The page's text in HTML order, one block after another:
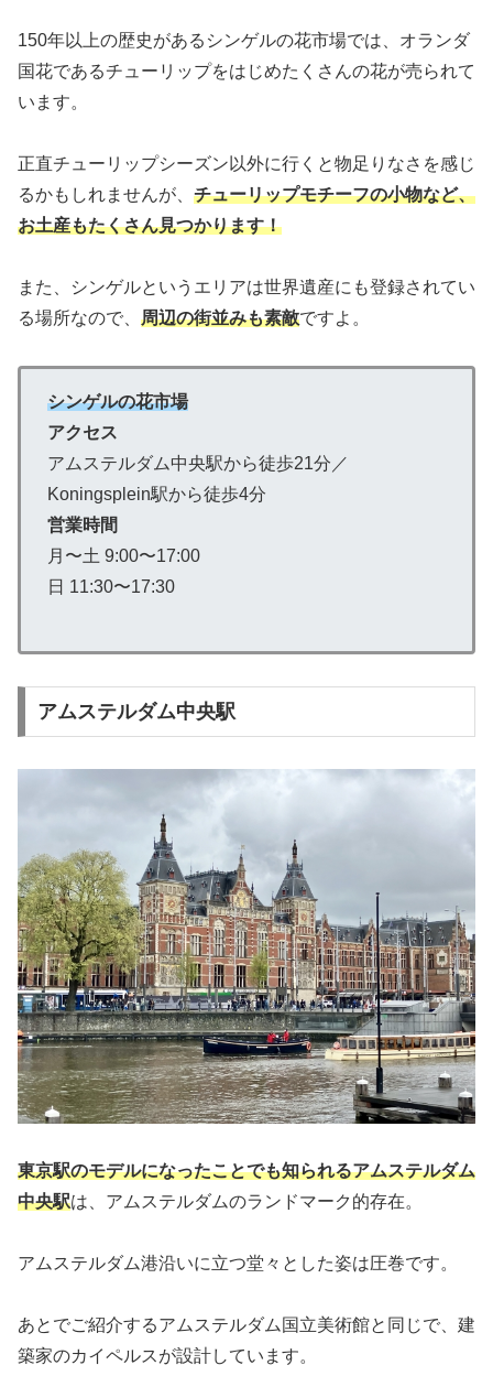
150年以上の歴史があるシンゲルの花市場では、オランダ
国花であるチューリップをはじめたくさんの花が売られて
います。
正直チューリップシーズン以外に行くと物足りなさを感じ
るかもしれませんが、 チューリップモチーフの小物など、
お土産もたくさん見つかります！
また、シンゲルというエリアは世界遺産にも登録されてい
る場所なので、 周辺の街並みも素敵ですよ。
シンゲルの花市場
アクセス
アムステルダム中央駅から徒歩21分／
Koningsplein駅から徒歩4分
営業時間
月〜土 9:00〜17:00
日 11:30〜17:30
アムステルダム中央駅
東京駅のモデルになったことでも知られるアムステルダム
中央駅は、アムステルダムのランドマーク的存在。
アムステルダム港沿いに立つ堂々とした姿は圧巻です。
あとでご紹介するアムステルダム国立美術館と同じで、建
築家のカイペルスが設計しています。